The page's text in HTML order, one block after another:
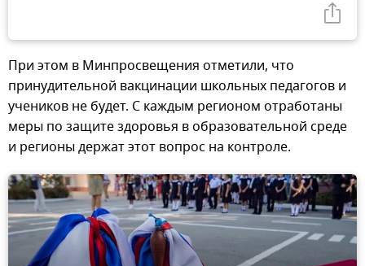
При этом в Минпросвещения отметили, что
принудительной вакцинации школьных педагогов и
учеников не будет. С каждым регионом отработаны
меры по защите здоровья в образовательной среде
и регионы держат этот вопрос на контроле.